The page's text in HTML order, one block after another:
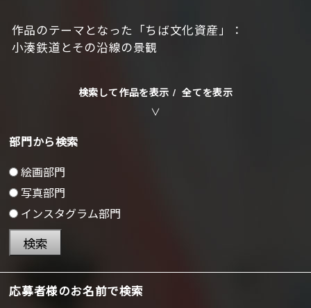
作品のテーマとなった「ちば文化資産」：
小湊鉄道とその沿線の景観
検索して作品を表示 / 全てを表示
部門から検索
絵画部門
写真部門
インスタグラム部門
検索
応募者様のお名前で検索